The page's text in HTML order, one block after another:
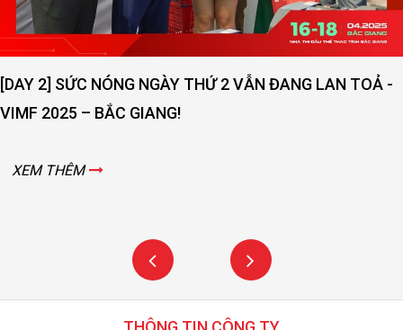
[DAY 2] SỨC NÓNG NGÀY THỨ 2 VẪN ĐANG LAN TOẢ -
VIMF 2025 – BẮC GIANG!
XEM THÊM